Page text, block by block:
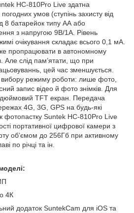
HC-810Pro Live здатна
умов (ступінь захисту від
8 батарейок типу АА або
з напругою 9В/1A. Рівень
очікування складає всього 0,1 мА.
пропрацювати в автономному
Але слід пам’ятати, що при
цей час зменшується.
режиму роботи: лише фото,
запис відео й фото знімків. Для
дюймовий TFT екран. Передача
4G, 3G, GPS на будь-які
фотопастку Suntek HC-810Pro Live
портативної цифрової камери з
об’ємом до 256Гб при активному
по річці та ін.
4К
додаток SuntekCam для iOS та